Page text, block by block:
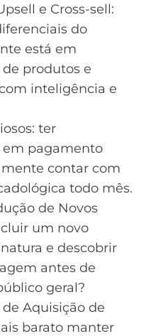
e Cross-sell:
do
está em
produtos e
inteligência e
ter
em pagamento
contar com
todo mês.
de Novos
um novo
e descobrir
antes de
geral?
Aquisição de
barato manter